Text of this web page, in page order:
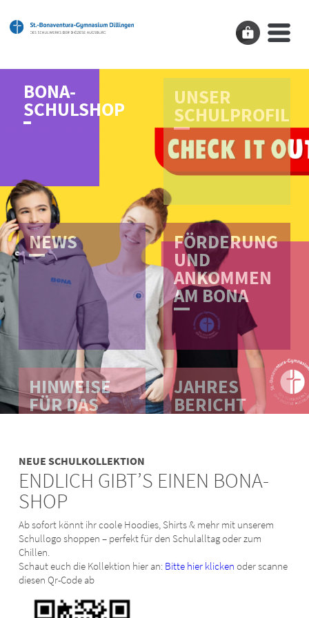
BONA-
SCHULSHOP
UNSER
SCHULPROFIL
N­E­W­S FÖRDERUNG
UND
ANKOMMEN
AM BONA
HINWEISE
FÜR DAS
JAHRES
BERICHT
NEUE SCHULKOLLEKTION
ENDLICH GIBT’S EINEN BONA-
SHOP
Ab sofort könnt ihr coole Hoodies, Shirts & mehr mit unserem
Schullogo shoppen – perfekt für den Schulalltag oder zum
Chillen.
Schaut euch die Kollektion hier an: Bitte hier klicken oder scanne
diesen Qr-Code ab